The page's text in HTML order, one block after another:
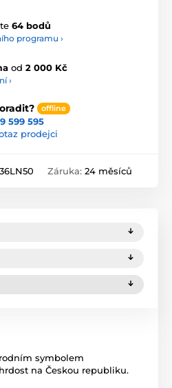
64 bodů
programu ›
od 2 000 Kč
›
offline
599 595
prodejci
Záruka: 24 měsíců
symbolem
na Českou republiku.